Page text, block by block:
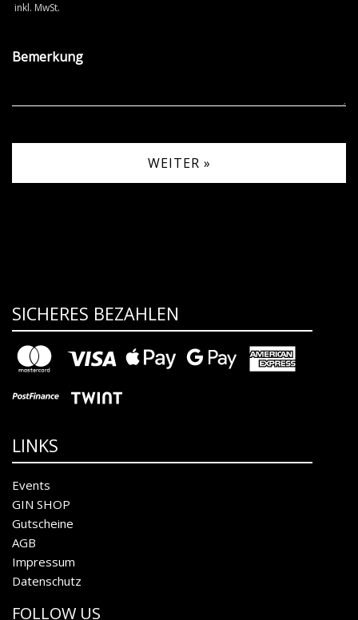
inkl. MwSt.
Bemerkung
WEITER »
SICHERES BEZAHLEN
LINKS
Events
GIN SHOP
Gutscheine
AGB
Impressum
Datenschutz
FOLLOW US